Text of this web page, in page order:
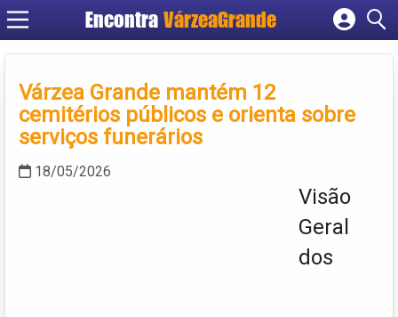
Encontra VárzeaGrande
Cadastrar empresa
Criar conta
Várzea Grande mantém 12
cemitérios públicos e orienta sobre
serviços funerários
18/05/2026
Visão
Geral
dos